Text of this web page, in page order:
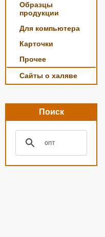
Образцы
продукции
Для компьютера
Карточки
Прочее
Сайты о халяве
Поиск